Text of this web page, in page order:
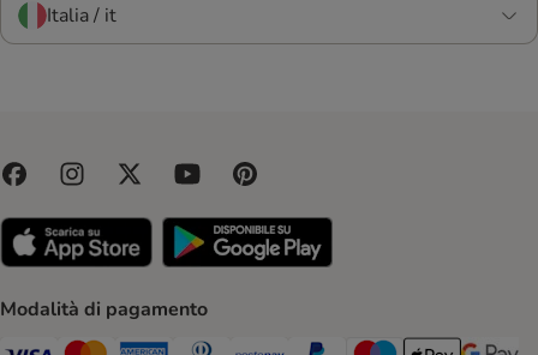
Italia / it
Modalità di pagamento